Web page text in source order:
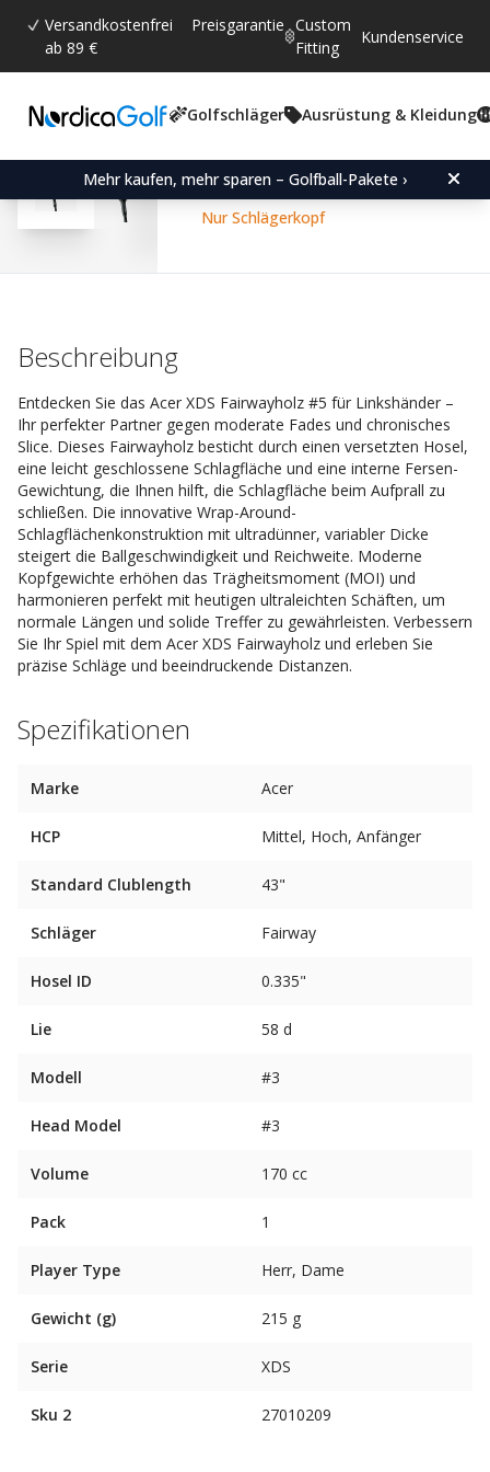
Versandkostenfrei
ab 89 €
Preisgarantie Custom
Fitting
Kundenservice
Golfschläger Ausrüstung & Kleidung
Mehr kaufen, mehr sparen – Golfball-Pakete ›
Durchschnittliche
4.6 (abgegebene bewertungen:
80)
Acer XDS Fairway
Nur Schlägerkopf
Beschreibung
Entdecken Sie das Acer XDS Fairwayholz #5 für Linkshänder –
Ihr perfekter Partner gegen moderate Fades und chronisches
Slice. Dieses Fairwayholz besticht durch einen versetzten Hosel,
eine leicht geschlossene Schlagfläche und eine interne Fersen-
Gewichtung, die Ihnen hilft, die Schlagfläche beim Aufprall zu
schließen. Die innovative Wrap-Around-
Schlagflächenkonstruktion mit ultradünner, variabler Dicke
steigert die Ballgeschwindigkeit und Reichweite. Moderne
Kopfgewichte erhöhen das Trägheitsmoment (MOI) und
harmonieren perfekt mit heutigen ultraleichten Schäften, um
normale Längen und solide Treffer zu gewährleisten. Verbessern
Sie Ihr Spiel mit dem Acer XDS Fairwayholz und erleben Sie
präzise Schläge und beeindruckende Distanzen.
Spezifikationen
Marke Acer
HCP Mittel, Hoch, Anfänger
Standard Clublength 43"
Schläger Fairway
Hosel ID 0.335"
Lie 58 d
Modell #3
Head Model #3
Volume 170 cc
Pack 1
Player Type Herr, Dame
Gewicht (g) 215 g
Serie XDS
Sku 2 27010209